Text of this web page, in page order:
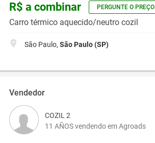
R$ a combinar PERGUNTE O PREÇO
Carro térmico aquecido/neutro cozil
São Paulo, São Paulo (SP)
Vendedor
COZIL 2
11 AÑOS vendendo em Agroads